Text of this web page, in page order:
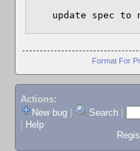
update spec
Format For
Actions:
New bug
Search
Help